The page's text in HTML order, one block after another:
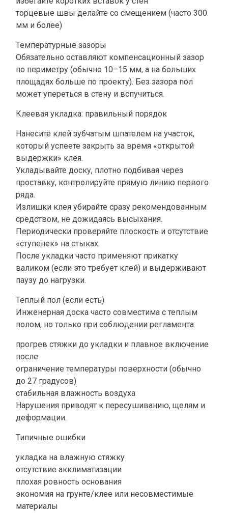
О КОМПАНИИ
СТАТЬИ
КОНТАКТЫ
торцевые швы делайте со смещением (часто 300
мм и более)
Температурные зазоры
Обязательно оставляют компенсационный зазор
по периметру (обычно 10–15 мм, а на больших
площадях больше по проекту). Без зазора пол
может упереться в стену и вспучиться.
Клеевая укладка: правильный порядок
Нанесите клей зубчатым шпателем на участок,
который успеете закрыть за время «открытой
выдержки» клея.
Укладывайте доску, плотно подбивая через
проставку, контролируйте прямую линию первого
ряда.
Излишки клея убирайте сразу рекомендованным
средством, не дожидаясь высыхания.
Периодически проверяйте плоскость и отсутствие
«ступенек» на стыках.
После укладки часто применяют прикатку
валиком (если это требует клей) и выдерживают
паузу до нагрузки.
Теплый пол (если есть)
Инженерная доска часто совместима с теплым
полом, но только при соблюдении регламента:
прогрев стяжки до укладки и плавное включение
после
ограничение температуры поверхности (обычно
до 27 градусов)
стабильная влажность воздуха
Нарушения приводят к пересушиванию, щелям и
деформации.
Типичные ошибки
укладка на влажную стяжку
отсутствие акклиматизации
плохая ровность основания
экономия на грунте/клее или несовместимые
материалы